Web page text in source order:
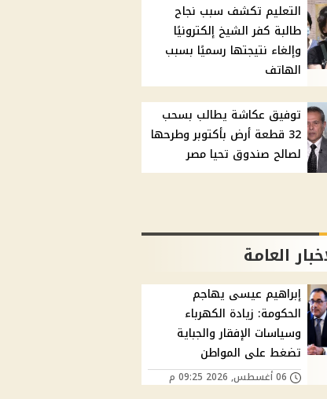
التعليم تكشف سبب نجاح
طالبة كفر الشيخ إلكترونيًا
وإلغاء نتيجتها رسميًا بسبب
الهاتف
توفيق عكاشة يطالب بسحب
32 قطعة أرض بأكتوبر وطرحها
لصالح صندوق تحيا مصر
العامة
إبراهيم عيسى يهاجم
الحكومة: زيادة الكهرباء
وسياسات الإفقار والجباية
تضغط على المواطن
06 أغسطس, 2026 09:25 م